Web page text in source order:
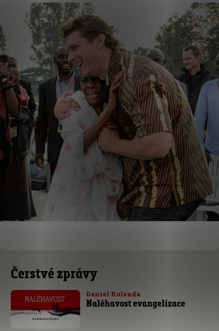
Čerstvé zprávy
Daniel Kolenda
Naléhavost evangelizace